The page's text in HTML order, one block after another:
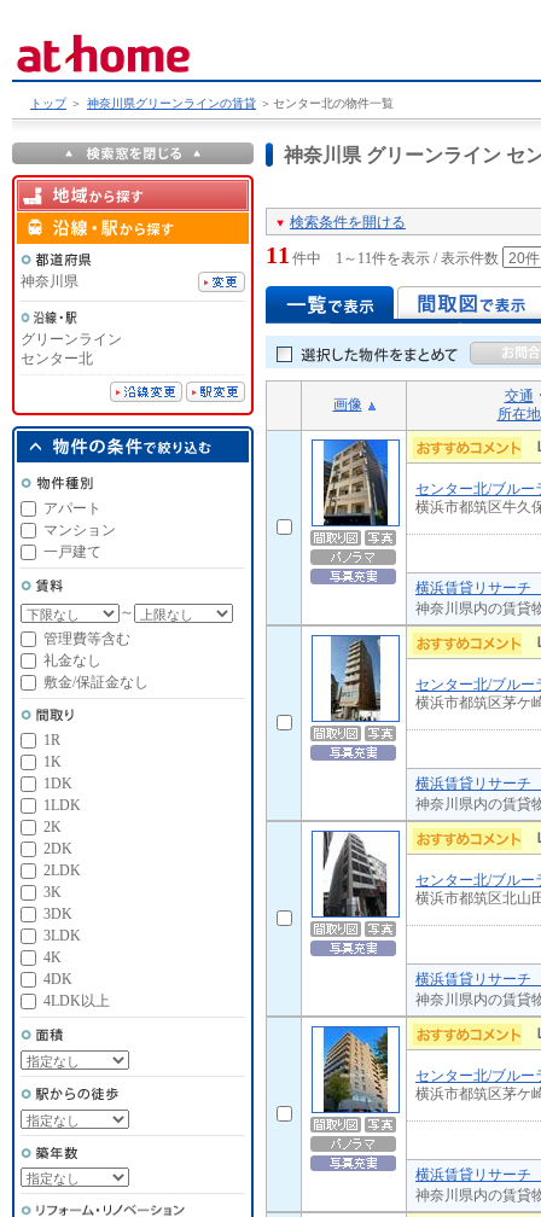
トップ ＞ 神奈川県グリーンラインの賃貸 ＞ センター北の物件一覧
神奈川県 グリーンライン セ
検索条件を開ける
11 件中 1～11件を表示 / 表示件数
画像
交通
所在地
センター北/ブルー
横浜市都筑区牛久
横浜賃貸リサーチ
神奈川県内の賃貸
センター北/ブルー
横浜市都筑区茅ケ
横浜賃貸リサーチ
神奈川県内の賃貸
センター北/ブルー
横浜市都筑区北山
横浜賃貸リサーチ
神奈川県内の賃貸
センター北/ブルー
横浜市都筑区茅ケ
横浜賃貸リサーチ
神奈川県内の賃貸
神奈川県
グリーンライン
センター北
アパート
マンション
一戸建て
～
管理費等含む
礼金なし
敷金/保証金なし
1R
1K
1DK
1LDK
2K
2DK
2LDK
3K
3DK
3LDK
4K
4DK
4LDK以上